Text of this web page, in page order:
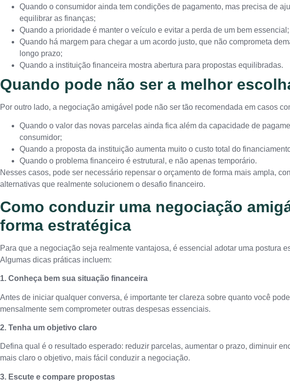
Quando o consumidor ainda tem condições de pagamento, mas precisa de
equilibrar as finanças;
Quando a prioridade é manter o veículo e evitar a perda de um bem essencial;
Quando há margem para chegar a um acordo justo, que não comprometa
longo prazo;
Quando a instituição financeira mostra abertura para propostas equilibradas.
Quando pode não ser a melhor
Por outro lado, a negociação amigável pode não ser tão recomendada em casos
Quando o valor das novas parcelas ainda fica além da capacidade de
consumidor;
Quando a proposta da instituição aumenta muito o custo total do
Quando o problema financeiro é estrutural, e não apenas temporário.
Nesses casos, pode ser necessário repensar o orçamento de forma mais ampla,
alternativas que realmente solucionem o desafio financeiro.
Como conduzir uma negociação
forma estratégica
Para que a negociação seja realmente vantajosa, é essencial adotar uma postura
Algumas dicas práticas incluem:
1. Conheça bem sua situação financeira
Antes de iniciar qualquer conversa, é importante ter clareza sobre quanto você
mensalmente sem comprometer outras despesas essenciais.
2. Tenha um objetivo claro
Defina qual é o resultado esperado: reduzir parcelas, aumentar o prazo, diminuir
mais claro o objetivo, mais fácil conduzir a negociação.
3. Escute e compare propostas